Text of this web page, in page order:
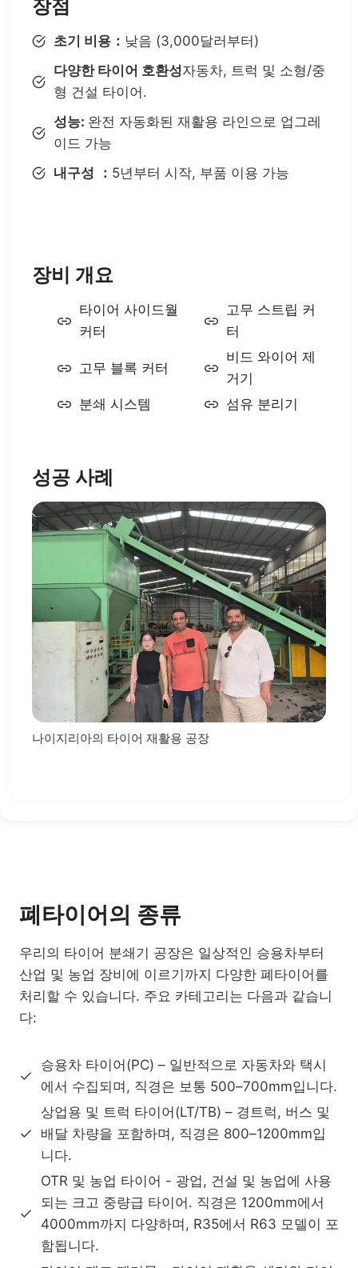
장점
초기 비용： 낮음 (3,000달러부터)
다양한 타이어 호환성자동차, 트럭 및 소형/중
형 건설 타이어.
성능: 완전 자동화된 재활용 라인으로 업그레
이드 가능
내구성
： 5년부터 시작, 부품 이용 가능
장비 개요
타이어 사이드월
커터
고무 스트립 커
터
고무 블록 커터
비드 와이어 제
거기
분쇄 시스템
섬유 분리기
성공 사례
나이지리아의 타이어 재활용 공장
폐타이어의 종류
우리의 타이어 분쇄기 공장은 일상적인 승용차부터
산업 및 농업 장비에 이르기까지 다양한 폐타이어를
처리할 수 있습니다. 주요 카테고리는 다음과 같습니
다:
승용차 타이어(PC) – 일반적으로 자동차와 택시
에서 수집되며, 직경은 보통 500–700mm입니다.
상업용 및 트럭 타이어(LT/TB) – 경트럭, 버스 및
배달 차량을 포함하며, 직경은 800–1200mm입
니다.
OTR 및 농업 타이어 - 광업, 건설 및 농업에 사용
되는 크고 중량급 타이어. 직경은 1200mm에서
4000mm까지 다양하며, R35에서 R63 모델이 포
함됩니다.